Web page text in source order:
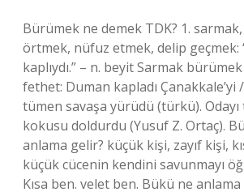
Bürümek ne demek TDK? 1.
örtmek, nüfuz etmek, delip geçmek:
kaplıydı.” – n. beyit Sarmak
fethet: Duman kapladı Çanakkale’yi
tümen savaşa yürüdü (türkü). Odayı
kokusu doldurdu (Yusuf Z. Ortaç).
anlama gelir? küçük kişi, zayıf kişi,
küçük cücenin kendini savunmayı
Kısa ben. velet ben. Bükü ne